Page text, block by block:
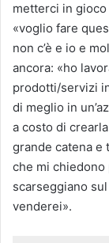
metterci in
«voglio fare
non c’è e io e
ancora: «ho
prodotti/servizi
di meglio in
a costo di
grande catena
che mi
scarseggiano
venderei».